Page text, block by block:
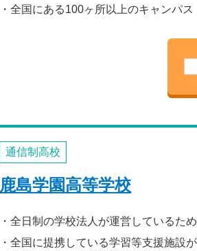
全国にある100ヶ所以上のキャンパス
通信制高校
鹿島学園高等学校
全日制の学校法人が運営しているた
全国に提携している学習等支援施設